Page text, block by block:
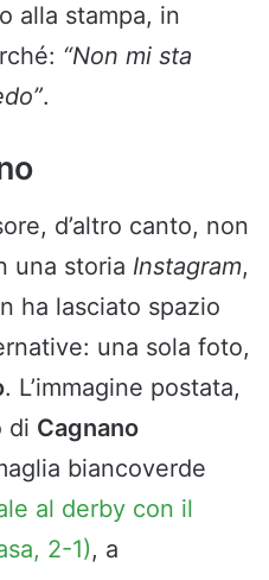
alla stampa, in
“Non mi sta
.
d’altro canto, non
una storia Instagram,
ha lasciato spazio
una sola foto,
. L’immagine postata,
di Cagnano
biancoverde
al derby con il
2-1), a